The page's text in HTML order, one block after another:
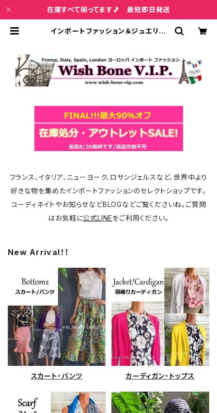
在庫すべて揃ってます🎵 最短即日発送
インポートファッション＆ジュエリー
フランス、イタリア、ニューヨーク、ロサンジェルスなど、世界中より
好きな物を集めたインポートファッションのセレクトショップです。
コーディネイトやお知らせなどBLOGなどご覧くださいね。ご質問
はお気軽に公式LINEをご利用ください。
New Arrival！！
スカート・パンツ カーディガン・トップス